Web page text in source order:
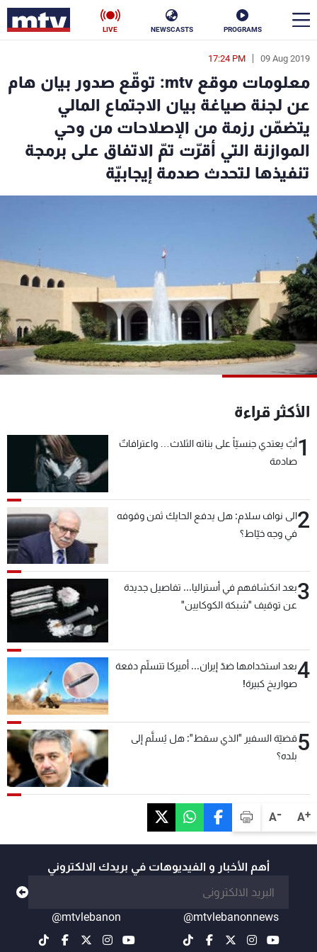
PROGRAMS
NEWSCASTS
LIVE
A+
A-
09 Aug 2019
17:24 PM
معلومات موقع mtv: توقّع صدور بيان هام
عن لجنة صياغة بيان الاجتماع المالي
يتضمّن رزمة من الإصلاحات من وحي
الموازنة التي أقرّت تمّ الاتفاق على برمجة
تنفيذها لتحدث صدمة إيجابيّة
الأكثر قراءة
1أبٌ يعتدي جنسيّاً على بناته الثلاث… واعترافاتٌ
صادمة
2الى نواف سلام: هل يدفع الحايك ثمن وقوفه
في وجه خيّاط؟
3بعد انكشافهم في أستراليا... تفاصيل جديدة
عن توقيف "شبكة الكوكايين"
4بعد استخدامها ضدّ إيران... أميركا تتسلّم دفعة
صواريخ كبيرة!
5قضيّة السفير "الذي سقط": هل يُسلَّم إلى
بلده؟
أهم الأخبار و الفيديوهات في بريدك الالكتروني
@mtvlebanonnews
@mtvlebanon
en
الأخبار
سياسة ناس
إقتصاد
منوعات رياضة
البرامج
جدول البرامج
شاهد البرامج
الترددات
الإنـتـاج
سياسة الخصوصية